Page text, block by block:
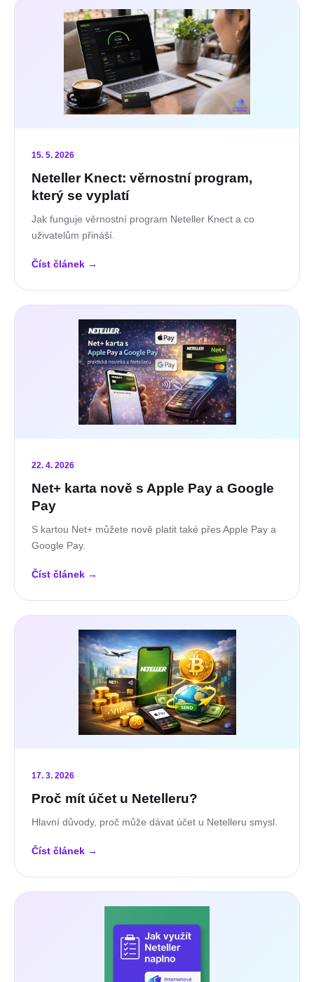
15. 5. 2026
Neteller Knect: věrnostní program,
který se vyplatí
Jak funguje věrnostní program Neteller Knect a co
uživatelům přináší.
Číst článek →
22. 4. 2026
Net+ karta nově s Apple Pay a Google
Pay
S kartou Net+ můžete nově platit také přes Apple Pay a
Google Pay.
Číst článek →
17. 3. 2026
Proč mít účet u Netelleru?
Hlavní důvody, proč může dávat účet u Netelleru smysl.
Číst článek →